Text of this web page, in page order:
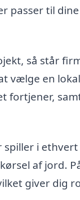
passer til dine
så står
vælge en lokal
fortjener,
spiller i ethvert
af jord.
giver dig